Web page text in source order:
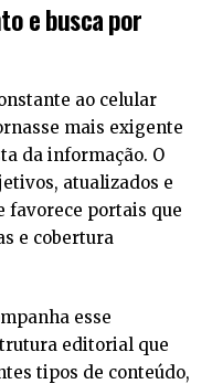
e busca por
ao celular
mais exigente
da informação. O
atualizados e
favorece portais que
e cobertura
esse
editorial que
tipos de conteúdo,